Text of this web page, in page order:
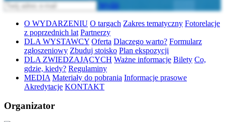
Wyślij
O WYDARZENIU O targach Zakres tematyczny Fotorelacje
z poprzednich lat Partnerzy
DLA WYSTAWCY Oferta Dlaczego warto? Formularz
zgłoszeniowy Zbuduj stoisko Plan ekspozycji
DLA ZWIEDZAJĄCYCH Ważne informacje Bilety Co,
gdzie, kiedy? Regulaminy
MEDIA Materiały do pobrania Informacje prasowe
Akredytacje KONTAKT
Organizator